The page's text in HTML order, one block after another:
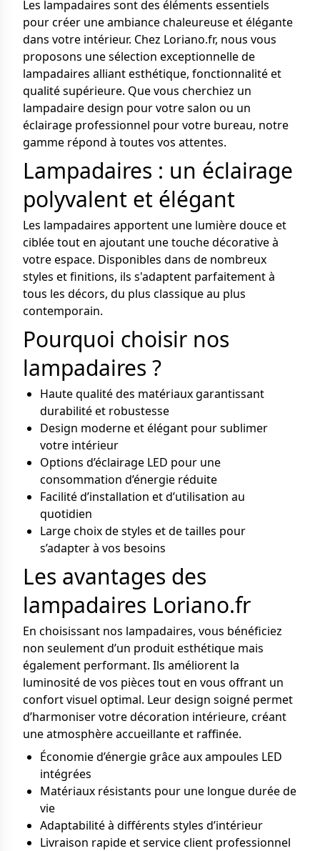
Les lampadaires sont des éléments essentiels
pour créer une ambiance chaleureuse et élégante
dans votre intérieur. Chez Loriano.fr, nous vous
proposons une sélection exceptionnelle de
lampadaires alliant esthétique, fonctionnalité et
qualité supérieure. Que vous cherchiez un
lampadaire design pour votre salon ou un
éclairage professionnel pour votre bureau, notre
gamme répond à toutes vos attentes.
Lampadaires : un éclairage
polyvalent et élégant
Les lampadaires apportent une lumière douce et
ciblée tout en ajoutant une touche décorative à
votre espace. Disponibles dans de nombreux
styles et finitions, ils s'adaptent parfaitement à
tous les décors, du plus classique au plus
contemporain.
Pourquoi choisir nos
lampadaires ?
Haute qualité des matériaux garantissant
durabilité et robustesse
Design moderne et élégant pour sublimer
votre intérieur
Options d’éclairage LED pour une
consommation d’énergie réduite
Facilité d’installation et d’utilisation au
quotidien
Large choix de styles et de tailles pour
s’adapter à vos besoins
Les avantages des
lampadaires Loriano.fr
En choisissant nos lampadaires, vous bénéficiez
non seulement d’un produit esthétique mais
également performant. Ils améliorent la
luminosité de vos pièces tout en vous offrant un
confort visuel optimal. Leur design soigné permet
d’harmoniser votre décoration intérieure, créant
une atmosphère accueillante et raffinée.
Économie d’énergie grâce aux ampoules LED
intégrées
Matériaux résistants pour une longue durée de
vie
Adaptabilité à différents styles d’intérieur
Livraison rapide et service client professionnel